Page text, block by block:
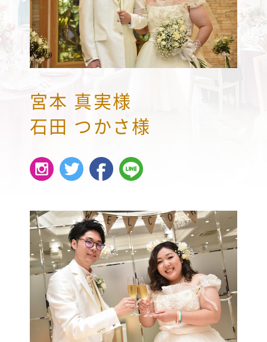
宮本 真実様
石田 つかさ様